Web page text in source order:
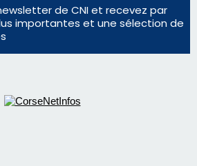
© 2026 corsenetinfos